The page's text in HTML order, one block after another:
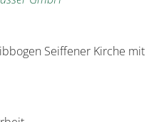
Seiffener Kirche mit